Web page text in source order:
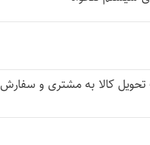
تحویل کالا به مشتری و سفارش